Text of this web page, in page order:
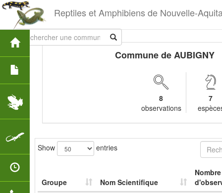
Reptiles et Amphibiens de Nouvelle-
Commune de AUBIGNY
8
observations
7
Show entries
Groupe Nom Scientifique
Nombre